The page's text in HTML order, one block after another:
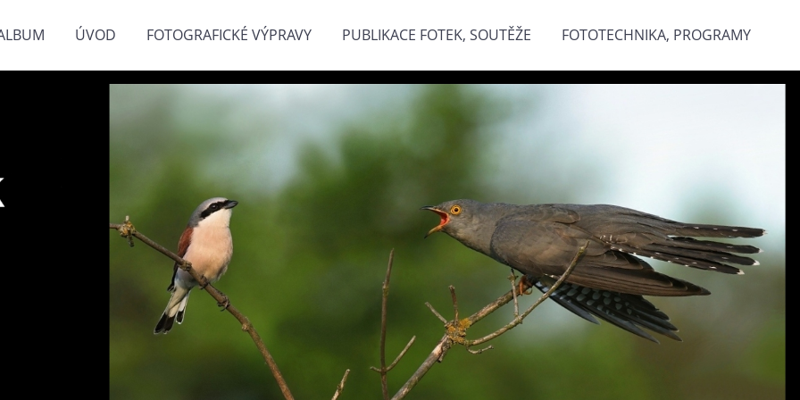
ÚVOD FOTOGRAFICKÉ VÝPRAVY PUBLIKACE FOTEK, SOUTĚŽE FOTOTECHNIKA, PROGRAMY